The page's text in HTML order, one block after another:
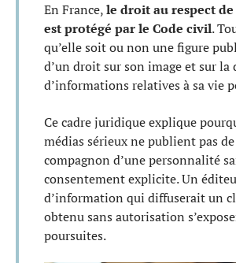
En France,le droit au respect
est protégé par le Code civil.
qu’elle soit ou non une figure
d’un droit sur son image et sur la
d’informations relatives à sa vie
Ce cadre juridique explique
médias sérieux ne publient pas
compagnon d’une personnalité
consentement explicite. Un
d’information qui diffuserait un
obtenu sans autorisation
poursuites.